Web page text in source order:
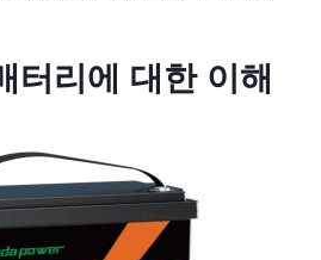
터리에 대한 이해